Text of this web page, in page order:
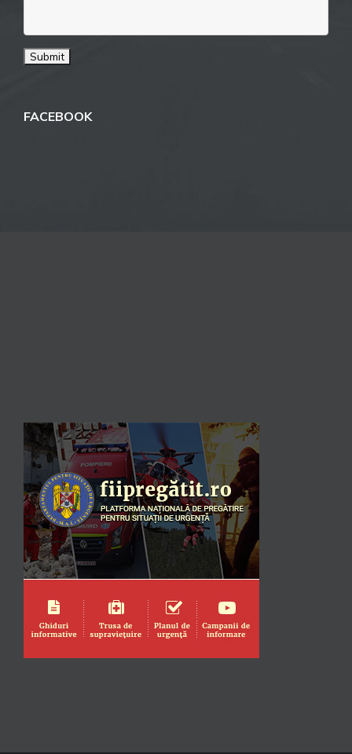
FACEBOOK